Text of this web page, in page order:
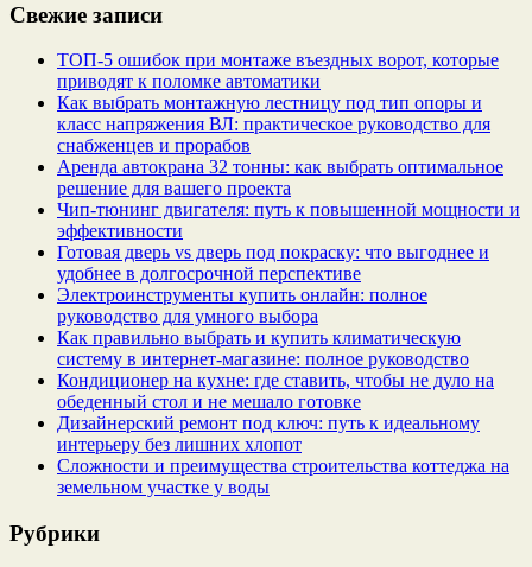
Свежие записи
ТОП-5 ошибок при монтаже въездных ворот, которые
приводят к поломке автоматики
Как выбрать монтажную лестницу под тип опоры и
класс напряжения ВЛ: практическое руководство для
снабженцев и прорабов
Аренда автокрана 32 тонны: как выбрать оптимальное
решение для вашего проекта
Чип‑тюнинг двигателя: путь к повышенной мощности и
эффективности
Готовая дверь vs дверь под покраску: что выгоднее и
удобнее в долгосрочной перспективе
Электроинструменты купить онлайн: полное
руководство для умного выбора
Как правильно выбрать и купить климатическую
систему в интернет‑магазине: полное руководство
Кондиционер на кухне: где ставить, чтобы не дуло на
обеденный стол и не мешало готовке
Дизайнерский ремонт под ключ: путь к идеальному
интерьеру без лишних хлопот
Сложности и преимущества строительства коттеджа на
земельном участке у воды
Рубрики